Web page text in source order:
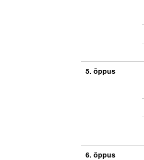
5. õppus
6. õppus